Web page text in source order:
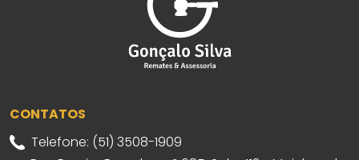
CONTATOS
Telefone: (51) 3508-1909